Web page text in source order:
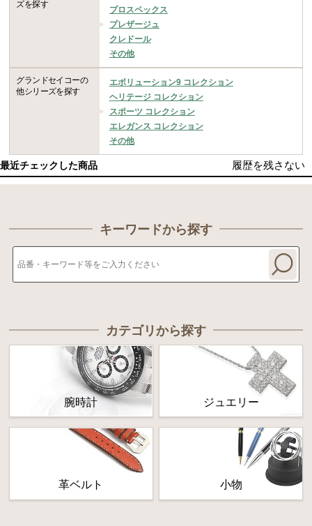
ズを探す
プロスペックス
プレザージュ
クレドール
その他
グランドセイコーの
他シリーズを探す
エボリューション9 コレクション
ヘリテージ コレクション
スポーツ コレクション
エレガンス コレクション
その他
最近チェックした商品 履歴を残さない
キーワードから探す
カテゴリから探す
腕時計 ジュエリー
革ベルト 小物